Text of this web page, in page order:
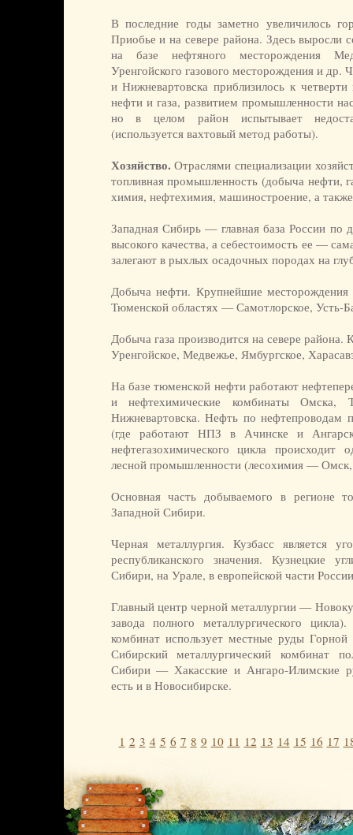
В последние годы заметно увеличилось
Приобье и на севере района. Здесь
на базе нефтяного месторождения
Уренгойского газового месторождения и др.
и Нижневартовска приблизилось к
нефти и газа, развитием промышленности
но в целом район испытывает
(используется вахтовый метод работы).
Хозяйство.Отраслями специализации
топливная промышленность (добыча нефти,
химия, нефтехимия, машиностроение, а
Западная Сибирь — главная база России
высокого качества, а себестоимость ее —
залегают в рыхлых осадочных породах на
Добыча нефти. Крупнейшие месторождения
Тюменской областях — Самотлорское, Усть-
Добыча газа производится на севере
Уренгойское, Медвежье, Ямбургское,
На базе тюменской нефти работают
и нефтехимические комбинаты Омска,
Нижневартовска. Нефть по нефтепроводам
(где работают НПЗ в Ачинске и
нефтегазохимического цикла происходит
лесной промышленности (лесохимия —
Основная часть добываемого в регионе
Западной Сибири.
Черная металлургия. Кузбасс является
республиканского значения. Кузнецкие
Сибири, на Урале, в европейской части
Главный центр черной металлургии —
завода полного металлургического
комбинат использует местные руды
Сибирский металлургический комбинат
Сибири — Хакасские и Ангаро-Илимские
есть и в Новосибирске.
1 2 3 4 5 6 7 8 9 10 11 12 13 14 15 16 17